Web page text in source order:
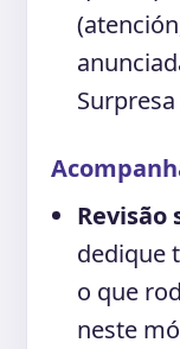
Revisão
dedique
o que
neste